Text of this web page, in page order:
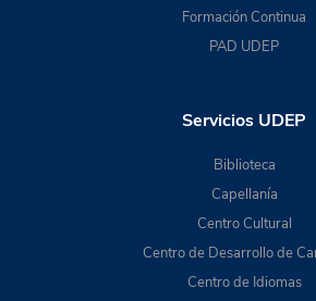
Formación Continua
PAD UDEP
Servicios UDEP
Biblioteca
Capellanía
Centro Cultural
Centro de Desarrollo de
Centro de Idiomas